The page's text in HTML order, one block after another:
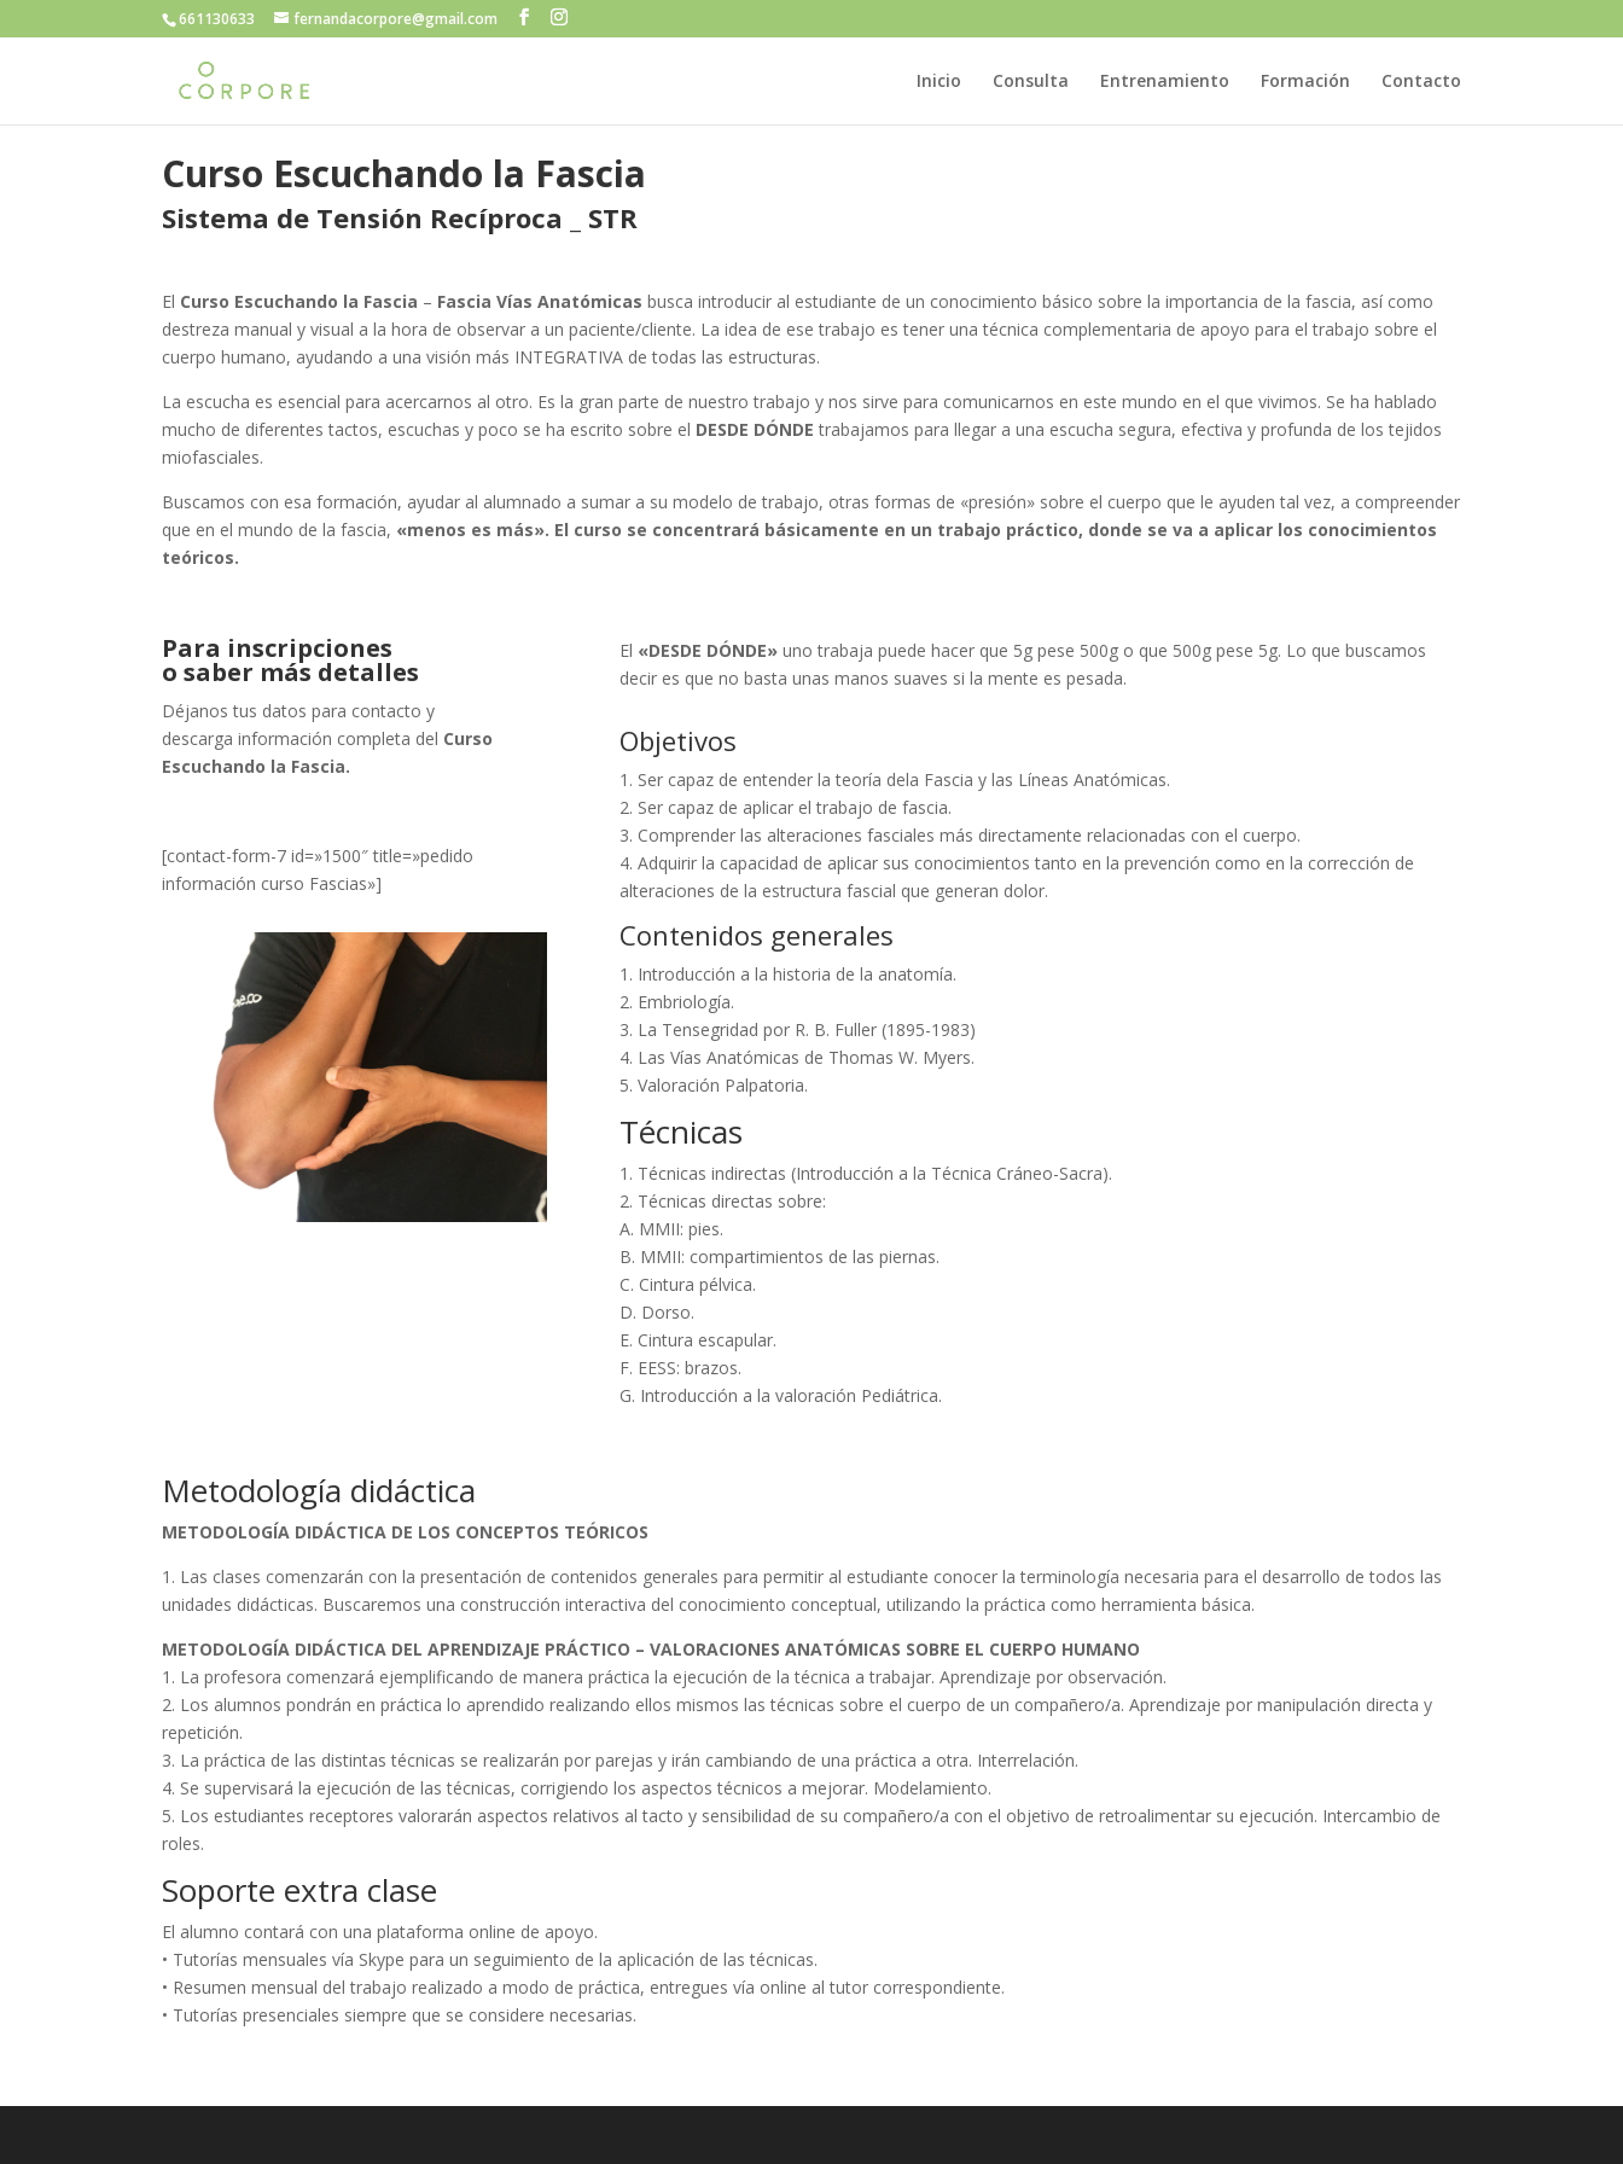
661130633 fernandacorpore@gmail.com
Inicio Consulta Entrenamiento Formación Contacto
Curso Escuchando la Fascia
Sistema de Tensión Recíproca _ STR
El Curso Escuchando la Fascia – Fascia Vías Anatómicas busca introducir al estudiante de un conocimiento básico sobre la importancia de la fascia, así como
destreza manual y visual a la hora de observar a un paciente/cliente. La idea de ese trabajo es tener una técnica complementaria de apoyo para el trabajo sobre el
cuerpo humano, ayudando a una visión más INTEGRATIVA de todas las estructuras.
La escucha es esencial para acercarnos al otro. Es la gran parte de nuestro trabajo y nos sirve para comunicarnos en este mundo en el que vivimos. Se ha hablado
mucho de diferentes tactos, escuchas y poco se ha escrito sobre el DESDE DÓNDE trabajamos para llegar a una escucha segura, efectiva y profunda de los tejidos
miofasciales.
Buscamos con esa formación, ayudar al alumnado a sumar a su modelo de trabajo, otras formas de «presión» sobre el cuerpo que le ayuden tal vez, a compreender
que en el mundo de la fascia, «menos es más». El curso se concentrará básicamente en un trabajo práctico, donde se va a aplicar los conocimientos
teóricos.
Para inscripciones
o saber más detalles
Déjanos tus datos para contacto y
descarga información completa del Curso
Escuchando la Fascia.
[contact-form-7 id=»1500″ title=»pedido
información curso Fascias»]
El «DESDE DÓNDE»uno trabaja puede hacer que 5g pese 500g o que 500g pese 5g. Lo que buscamos
decir es que no basta unas manos suaves si la mente es pesada.
Objetivos
1. Ser capaz de entender la teoría dela Fascia y las Líneas Anatómicas.
2. Ser capaz de aplicar el trabajo de fascia.
3. Comprender las alteraciones fasciales más directamente relacionadas con el cuerpo.
4. Adquirir la capacidad de aplicar sus conocimientos tanto en la prevención como en la corrección de
alteraciones de la estructura fascial que generan dolor.
Contenidos generales
1. Introducción a la historia de la anatomía.
2. Embriología.
3. La Tensegridad por R. B. Fuller (1895-1983)
4. Las Vías Anatómicas de Thomas W. Myers.
5. Valoración Palpatoria.
Técnicas
1. Técnicas indirectas (Introducción a la Técnica Cráneo-Sacra).
2. Técnicas directas sobre:
A. MMII: pies.
B. MMII: compartimientos de las piernas.
C. Cintura pélvica.
D. Dorso.
E. Cintura escapular.
F. EESS: brazos.
G. Introducción a la valoración Pediátrica.
Metodología didáctica
METODOLOGÍA DIDÁCTICA DE LOS CONCEPTOS TEÓRICOS
1. Las clases comenzarán con la presentación de contenidos generales para permitir al estudiante conocer la terminología necesaria para el desarrollo de todos las
unidades didácticas. Buscaremos una construcción interactiva del conocimiento conceptual, utilizando la práctica como herramienta básica.
METODOLOGÍA DIDÁCTICA DEL APRENDIZAJE PRÁCTICO – VALORACIONES ANATÓMICAS SOBRE EL CUERPO HUMANO
1. La profesora comenzará ejemplificando de manera práctica la ejecución de la técnica a trabajar. Aprendizaje por observación.
2. Los alumnos pondrán en práctica lo aprendido realizando ellos mismos las técnicas sobre el cuerpo de un compañero/a. Aprendizaje por manipulación directa y
repetición.
3. La práctica de las distintas técnicas se realizarán por parejas y irán cambiando de una práctica a otra. Interrelación.
4. Se supervisará la ejecución de las técnicas, corrigiendo los aspectos técnicos a mejorar. Modelamiento.
5. Los estudiantes receptores valorarán aspectos relativos al tacto y sensibilidad de su compañero/a con el objetivo de retroalimentar su ejecución. Intercambio de
roles.
Soporte extra clase
El alumno contará con una plataforma online de apoyo.
• Tutorías mensuales vía Skype para un seguimiento de la aplicación de las técnicas.
• Resumen mensual del trabajo realizado a modo de práctica, entregues vía online al tutor correspondiente.
• Tutorías presenciales siempre que se considere necesarias.